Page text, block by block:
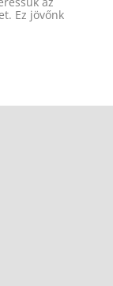
Ez jövőnk